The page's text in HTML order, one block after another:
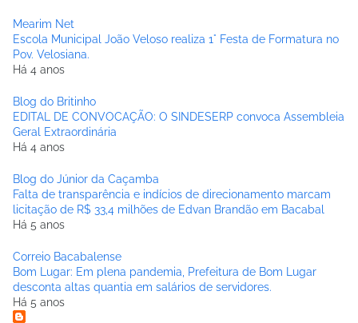
Mearim Net
Escola Municipal João Veloso realiza 1° Festa de Formatura no
Pov. Velosiana.
Há 4 anos
Blog do Britinho
EDITAL DE CONVOCAÇÃO: O SINDESERP convoca Assembleia
Geral Extraordinária
Há 4 anos
Blog do Júnior da Caçamba
Falta de transparência e indícios de direcionamento marcam
licitação de R$ 33,4 milhões de Edvan Brandão em Bacabal
Há 5 anos
Correio Bacabalense
Bom Lugar: Em plena pandemia, Prefeitura de Bom Lugar
desconta altas quantia em salários de servidores.
Há 5 anos